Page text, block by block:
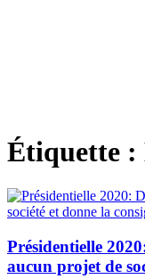
Étiquette :
Présidentielle
aucun projet de